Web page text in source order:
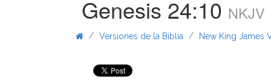
Genesis 24:10 NKJV
/ Versiones de la Biblia / New King James